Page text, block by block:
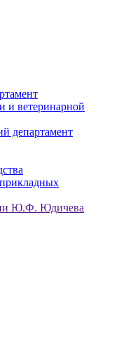
и ветеринарной
департамент
Ю.Ф. Юдичева